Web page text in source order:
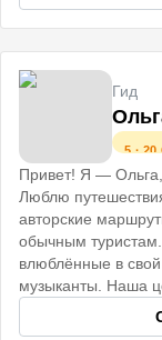
Гид
5 · 20
Привет! Я — Ольга,
Люблю
авторские
обычным
влюблённые в
музыканты. Наша
незабываемые